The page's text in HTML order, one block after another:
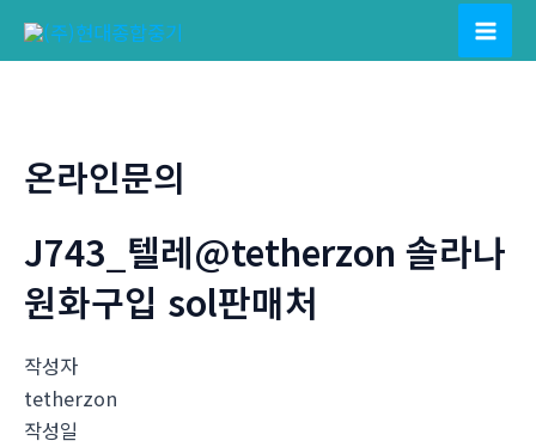
Main
온라인문의
J743_텔레@tetherzon 솔라나
원화구입 sol판매처
작성자
tetherzon
작성일